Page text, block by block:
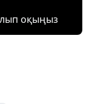
оқыңыз